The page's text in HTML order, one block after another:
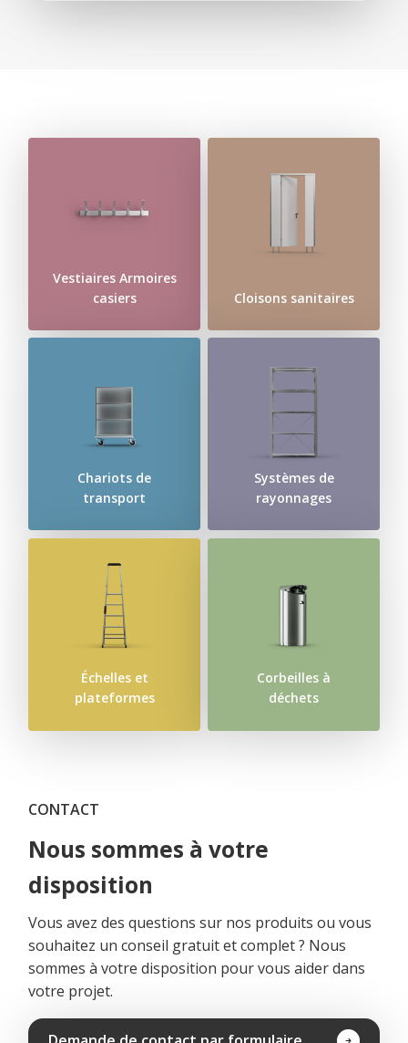
Vestiaires Armoires
casiers
Cloisons sanitaires
Chariots de
transport
Systèmes de
rayonnages
Échelles et
plateformes
Corbeilles à
déchets
CONTACT
Nous sommes à votre
disposition
Vous avez des questions sur nos produits ou vous
souhaitez un conseil gratuit et complet ? Nous
sommes à votre disposition pour vous aider dans
votre projet.